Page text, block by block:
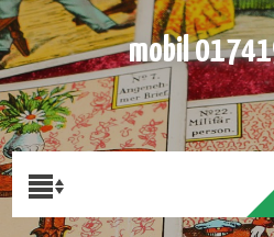
mobil